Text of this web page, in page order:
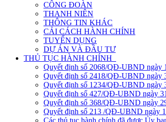
CÔNG ĐOÀN
THANH NIÊN
THÔNG TIN KHÁC
CẢI CÁCH HÀNH CHÍNH
TUYỂN DỤNG
DỰ ÁN VÀ ĐẦU TƯ
THỦ TỤC HÀNH CHÍNH
Quyết định số 2068/QĐ-UBND ngày
Quyết định số 2418/QĐ-UBND ngày
Quyết định số 1234/QĐ-UBND ngày
Quyết định số 427/QĐ-UBND ngày
Quyết định số 368/QĐ-UBND ngày
Quyết định số 213 /QĐ-UBND ngày
Các thủ tục hành chính đã được Ủy